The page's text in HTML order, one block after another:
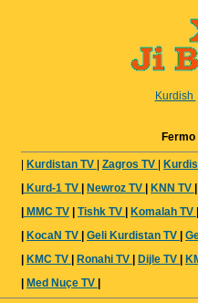
Kurdish
Kurdistan TV Zagros TV
Kurd-1 TV Newroz TV KNN TV
MMC TV Tishk TV Komalah TV
KocaN TV Geli Kurdistan TV
KMC TV Ronahi TV Dijle TV
Med Nuçe TV